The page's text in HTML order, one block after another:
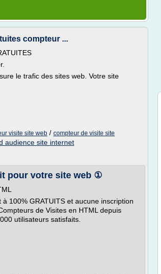
compteur ...
le trafic des sites web. Votre site
visite site web / compteur de visite site
audience site internet
pour votre site web ①
100% GRATUITS et aucune inscription
de Visites en HTML depuis
utilisateurs satisfaits.